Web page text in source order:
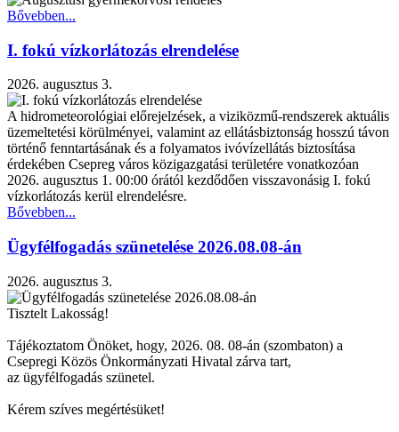
Bővebben...
I. fokú vízkorlátozás elrendelése
2026. augusztus 3.
A hidrometeorológiai előrejelzések, a viziközmű-rendszerek aktuális
üzemeltetési körülményei, valamint az ellátásbiztonság hosszú távon
történő fenntartásának és a folyamatos ivóvízellátás biztosítása
érdekében Csepreg város közigazgatási területére vonatkozóan
2026. augusztus 1. 00:00 órától kezdődően visszavonásig I. fokú
vízkorlátozás kerül elrendelésre.
Bővebben...
Ügyfélfogadás szünetelése 2026.08.08-án
2026. augusztus 3.
Tisztelt Lakosság!
Tájékoztatom Önöket, hogy, 2026. 08. 08-án (szombaton) a
Csepregi Közös Önkormányzati Hivatal zárva tart,
az ügyfélfogadás szünetel.
Kérem szíves megértésüket!